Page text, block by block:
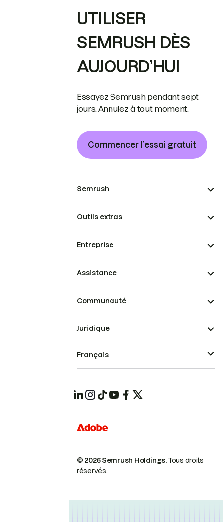
UTILISER
SEMRUSH DÈS
AUJOURD’HUI
Essayez Semrush pendant sept
jours. Annulez à tout moment.
Commencer l’essai gratuit
Semrush
Outils extras
Entreprise
Assistance
Communauté
© 2026 Semrush Holdings.Tous droits
réservés.
Juridique
Français